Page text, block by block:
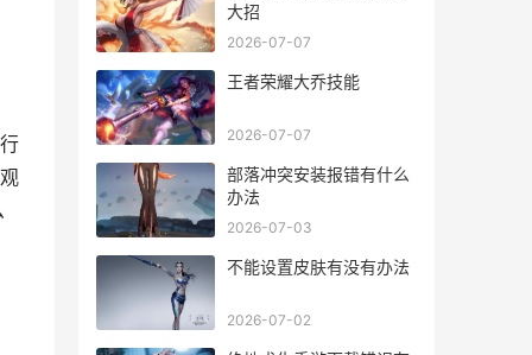
大招
2026-07-07
王者荣耀大乔技能
2026-07-07
部落冲突安装报错有什么
办法
2026-07-03
不能设置皮肤有没有办法
2026-07-02